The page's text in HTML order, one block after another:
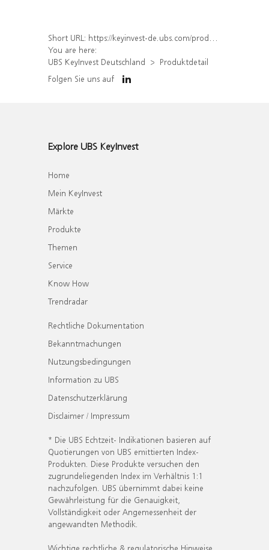
Short URL: https://keyinvest-de.ubs.com/produkt/detail/index/isin/DE000WA9NZ95
You are here:
UBS KeyInvest Deutschland
Produktdetail
Folgen Sie uns auf
Explore UBS KeyInvest
Home
Mein KeyInvest
Märkte
Produkte
Themen
Service
Know How
Trendradar
Rechtliche Dokumentation
Bekanntmachungen
Nutzungsbedingungen
Information zu UBS
Datenschutzerklärung
Disclaimer / Impressum
* Die UBS Echtzeit- Indikationen basieren auf
Quotierungen von UBS emittierten Index-
Produkten. Diese Produkte versuchen den
zugrundeliegenden Index im Verhältnis 1:1
nachzufolgen. UBS übernimmt dabei keine
Gewährleistung für die Genauigkeit,
Vollständigkeit oder Angemessenheit der
angewandten Methodik.